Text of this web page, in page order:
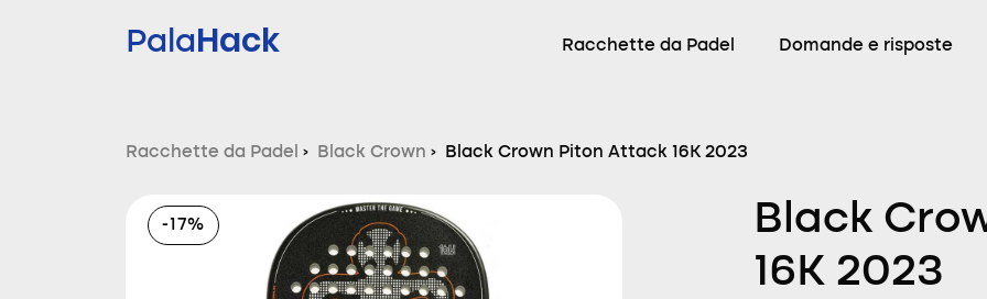
PalaHack Racchette da Padel Domande e risposte
Racchette da Padel › Black Crown › Black Crown Piton Attack 16K 2023
-17%
Black
16K 2023